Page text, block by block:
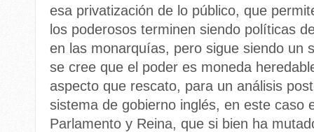
esa privatización de lo público, que
los poderosos terminen siendo políticas
en las monarquías, pero sigue siendo un
se cree que el poder es moneda
aspecto que rescato, para un análisis
sistema de gobierno inglés, en este caso
Parlamento y Reina, que si bien ha